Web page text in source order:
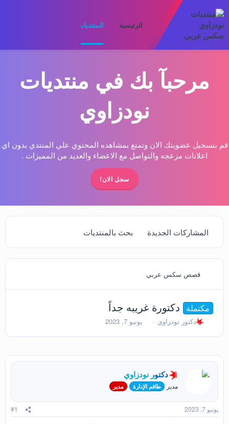
الرئيسية المنتديات
مرحبآ بك في منتديات
نودزاوي
قم بتسجيل عضويتك الان وتمتع بمشاهده المحتوي علي المنتدي بدون اي
اعلانات مزعجه والتواصل مع الاعضاء والعديد من المميزات .
سجل الان!
المشاركات الجديدة بحث بالمنتديات
قصص سكس عربي
مكتملة دكتورة غريبه جداً
ب
د
ا
م
و
ع
دكتور نودزاوي
ت
ر
خ
ل
ب
د
ء
يونيو 7, 2023
دكتور نودزاوي
مدير طاقم الإدارة مدير
يونيو 7, 2023 #1